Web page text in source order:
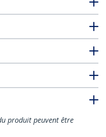
produit peuvent être